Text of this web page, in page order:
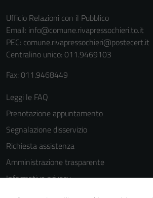
Ufficio Relazioni con il Pubblico
Email: info@comune.rivapressochieri.to.it
PEC: comune.rivapressochieri@postecert.it
Centralino unico: 011.9469103
Fax: 011.9468449
Leggi le FAQ
Prenotazione appuntamento
Segnalazione disservizio
Richiesta assistenza
Amministrazione trasparente
Informativa privacy
Cookie Policy